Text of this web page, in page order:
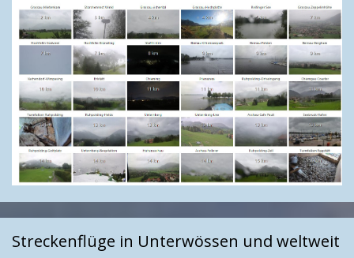
Streckenflüge in Unterwössen und weltweit